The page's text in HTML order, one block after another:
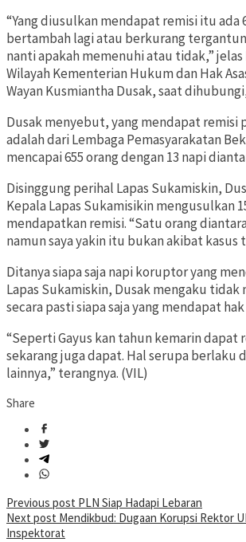
“Yang diusulkan mendapat remisi itu ada
bertambah lagi atau berkurang
nanti apakah memenuhi atau tidak,”
Wilayah Kementerian Hukum dan Hak
Wayan Kusmiantha Dusak, saat
Dusak menyebut, yang mendapat remisi
adalah dari Lembaga Pemasyarakatan
mencapai 655 orang dengan 13 napi
Disinggung perihal Lapas Sukamiskin,
Kepala Lapas Sukamisikin mengusulkan
mendapatkan remisi. “Satu orang
namun saya yakin itu bukan akibat kasus
Ditanya siapa saja napi koruptor yang
Lapas Sukamiskin, Dusak mengaku
secara pasti siapa saja yang mendapat
“Seperti Gayus kan tahun kemarin dapat
sekarang juga dapat. Hal serupa berlaku
lainnya,” terangnya. (VIL)
Share
Post
navigation
Previous post PLN Siap Hadapi Lebaran
Next post Mendikbud: Dugaan Korupsi Rektor
Inspektorat